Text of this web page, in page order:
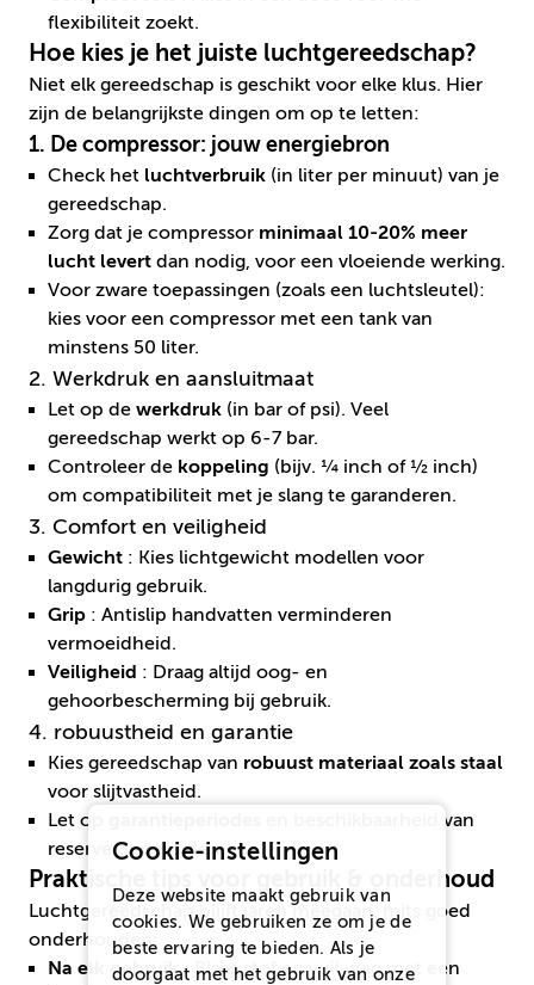
flexibiliteit zoekt.
Hoe kies je het juiste luchtgereedschap?
Niet elk gereedschap is geschikt voor elke klus. Hier
zijn de belangrijkste dingen om op te letten:
1. De compressor: jouw energiebron
Check het luchtverbruik (in liter per minuut) van je
gereedschap.
Zorg dat je compressor minimaal 10-20% meer
lucht levert dan nodig, voor een vloeiende werking.
Voor zware toepassingen (zoals een luchtsleutel):
kies voor een compressor met een tank van
minstens 50 liter.
2. Werkdruk en aansluitmaat
Let op de werkdruk (in bar of psi). Veel
gereedschap werkt op 6-7 bar.
Controleer de koppeling (bijv. ¼ inch of ½ inch)
om compatibiliteit met je slang te garanderen.
3. Comfort en veiligheid
Gewicht : Kies lichtgewicht modellen voor
langdurig gebruik.
Grip : Antislip handvatten verminderen
vermoeidheid.
Veiligheid : Draag altijd oog- en
gehoorbescherming bij gebruik.
4. robuustheid en garantie
Kies gereedschap van robuust materiaal zoals staal
voor slijtvastheid.
Let op
en beschikbaarheid van
reserve onderdelen.
Praktische tips voor gebruik & onderhoud
Luchtgereedschap blijft jaren meegaan, mits goed
onderhouden:
Na elk gebruik: Blaas stof en vuil weg met een
Cookie-instellingen
Deze website maakt gebruik van
cookies. We gebruiken ze om je de
beste ervaring te bieden. Als je
doorgaat met het gebruik van onze